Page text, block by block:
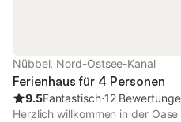
Nübbel, Nord-Ostsee-Kanal
Ferienhaus für 4 Personen
9.5Fantastisch⋅12
Herzlich willkommen in der